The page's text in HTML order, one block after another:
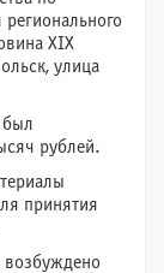
XIX
улица
был
рублей.
принятия
возбуждено